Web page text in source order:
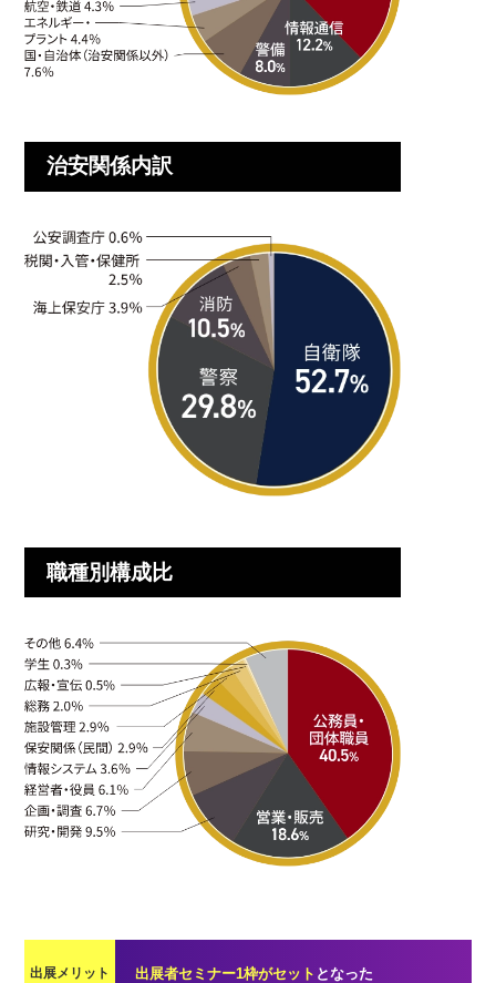
治安関係内訳
職種別構成比
出展メリット 出展者セミナー1枠がセット となった